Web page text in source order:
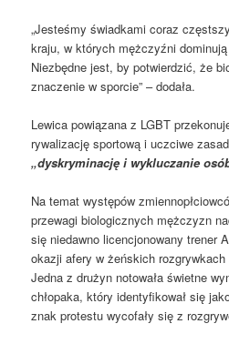
„Jesteśmy świadkami coraz
kraju, w których mężczyźni
Niezbędne jest, by potwierdzić, że
znaczenie w sporcie” – dodała.
Lewica powiązana z LGBT
rywalizację sportową i uczciwe
„dyskryminację i wykluczanie
Na temat występów
przewagi biologicznych mężczyzn
się niedawno licencjonowany trener
okazji afery w żeńskich
Jedna z drużyn notowała świetne
chłopaka, który identyfikował się
znak protestu wycofały się z